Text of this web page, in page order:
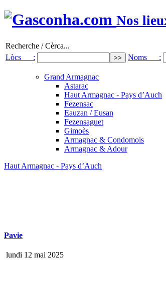
Nos
Recherche / Cèrca...
Lòcs :
Noms :
Grand Armagnac
Astarac
Haut Armagnac - Pays d’Auch
Fezensac
Eauzan / Eusan
Fezensaguet
Gimoès
Armagnac & Condomois
Armagnac & Adour
Haut Armagnac - Pays d’Auch
Pavie
lundi 12 mai 2025